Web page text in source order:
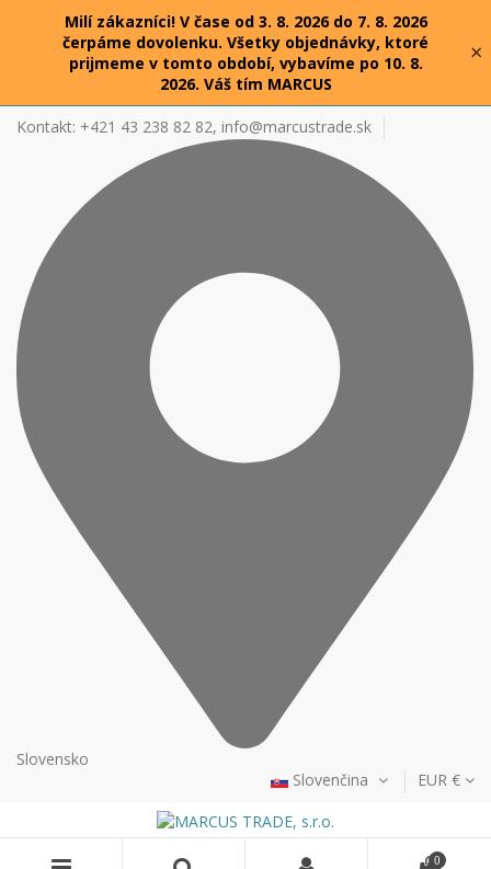
Milí zákazníci! V čase od 3. 8. 2026 do 7. 8. 2026
čerpáme dovolenku. Všetky objednávky, ktoré
prijmeme v tomto období, vybavíme po 10. 8.
2026. Váš tím MARCUS
×
Kontakt: +421 43 238 82 82, info@marcustrade.sk
Slovensko
Slovenčina
EUR €
0